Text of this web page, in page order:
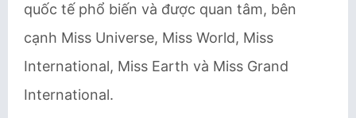
quốc tế phổ biến và được quan tâm, bên
cạnh Miss Universe, Miss World, Miss
International, Miss Earth và Miss Grand
International.